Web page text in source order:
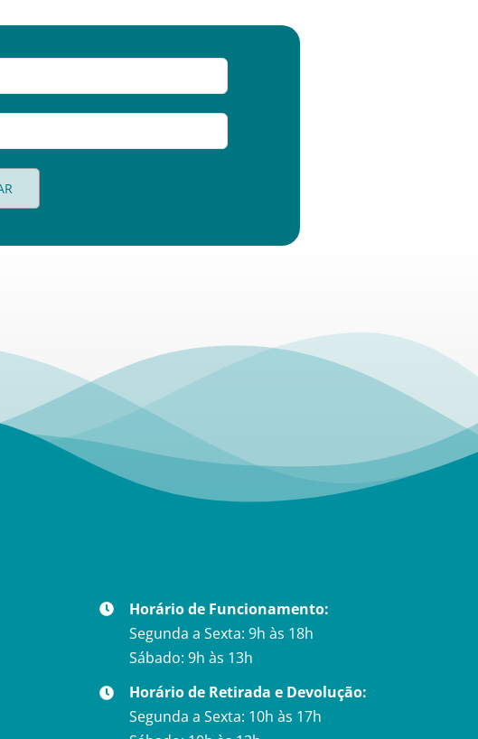
Horário de Funcionamento:
Segunda a Sexta: 9h às 18h
Sábado: 9h às 13h
Horário de Retirada e Devolução:
Segunda a Sexta: 10h às 17h